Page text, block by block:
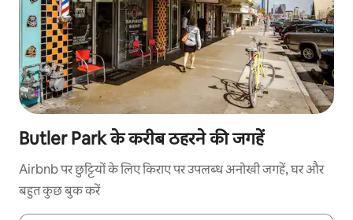
Butler Park के करीब ठहरने की जगहें
Airbnb पर छुट्टियों के लिए किराए पर उपलब्ध अनोखी जगहें, घर और
बहुत कुछ बुक करें